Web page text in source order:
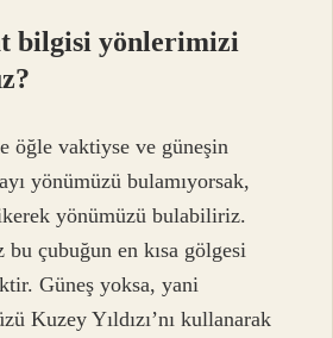
bilgisi yönlerimizi
öğle vaktiyse ve güneşin
yönümüzü bulamıyorsak,
yönümüzü bulabiliriz.
çubuğun en kısa gölgesi
Güneş yoksa, yani
Kuzey Yıldızı’nı kullanarak